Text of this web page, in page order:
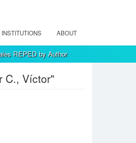
INSTITUTIONS ABOUT
REPED by Author
C., Víctor"